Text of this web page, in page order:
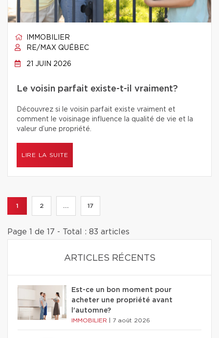
IMMOBILIER
RE/MAX QUÉBEC
21 JUIN 2026
Le voisin parfait existe-t-il vraiment?
Découvrez si le voisin parfait existe vraiment et
comment le voisinage influence la qualité de vie et la
valeur d’une propriété.
LIRE LA SUITE
1 2 ... 17
Page 1 de 17 - Total : 83 articles
ARTICLES RÉCENTS
Est-ce un bon moment pour
acheter une propriété avant
l'automne?
IMMOBILIER 7 août 2026